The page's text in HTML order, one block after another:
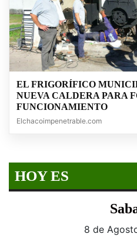
EL FRIGORÍFICO
NUEVA CALDERA PARA
FUNCIONAMIENTO
Elchacoimpenetrable.com
HOY ES
8 de